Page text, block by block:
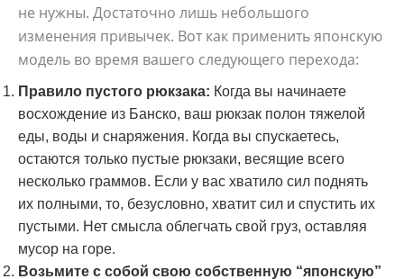
не нужны. Достаточно лишь небольшого
изменения привычек. Вот как применить японскую
модель во время вашего следующего перехода:
Правило пустого рюкзака: Когда вы начинаете
восхождение из Банско, ваш рюкзак полон тяжелой
еды, воды и снаряжения. Когда вы спускаетесь,
остаются только пустые рюкзаки, весящие всего
несколько граммов. Если у вас хватило сил поднять
их полными, то, безусловно, хватит сил и спустить их
пустыми. Нет смысла облегчать свой груз, оставляя
мусор на горе.
Возьмите с собой свою собственную “японскую”